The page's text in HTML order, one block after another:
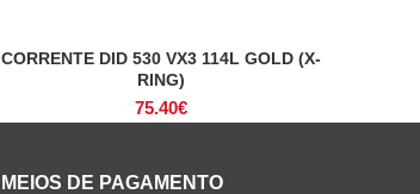
ADICIONAR
CORRENTE DID 530 VX3 114L GOLD (X-
RING)
75.40€
MEIOS DE PAGAMENTO